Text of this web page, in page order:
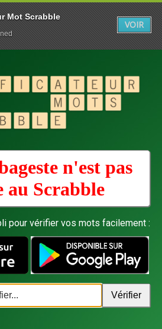
n'est pas
au Scrabble
pour vérifier vos mots facilement :
Mot Scrabble
VOIR